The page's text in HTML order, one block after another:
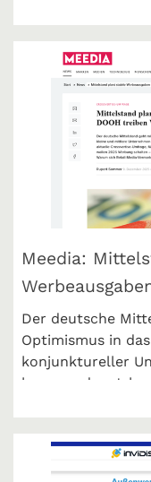
Nutzung noch
Meedia:
Der deutsche
Optimismus in
konjunktureller
kommenden Jahr
investieren. Das